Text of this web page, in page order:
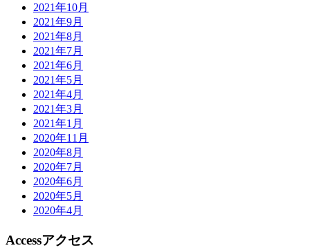
2021年10月
2021年9月
2021年8月
2021年7月
2021年6月
2021年5月
2021年4月
2021年3月
2021年1月
2020年11月
2020年8月
2020年7月
2020年6月
2020年5月
2020年4月
Accessアクセス